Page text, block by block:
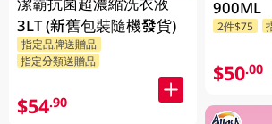
3LT (新舊包裝隨機發貨)
指定品牌送贈品
指定分類送贈品
$54.90
900ML
2件$75
$50.00